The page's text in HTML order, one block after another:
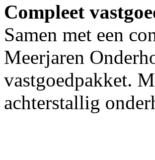
Compleet
Samen met een
Meerjaren
vastgoedpakket.
achterstallig